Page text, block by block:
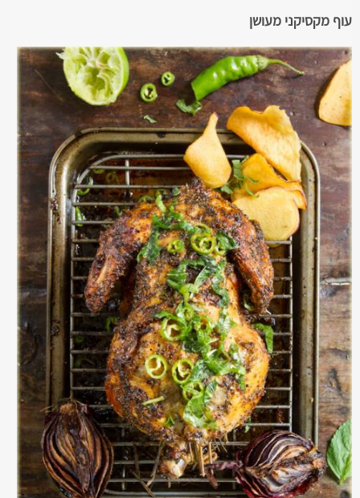
עוף מקסיקני מעושן